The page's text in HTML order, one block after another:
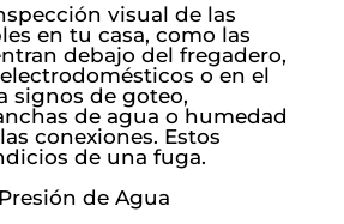
visual de las
en tu casa, como las
debajo del fregadero,
o en el
signos de goteo,
de agua o humedad
conexiones. Estos
de una fuga.
de Agua